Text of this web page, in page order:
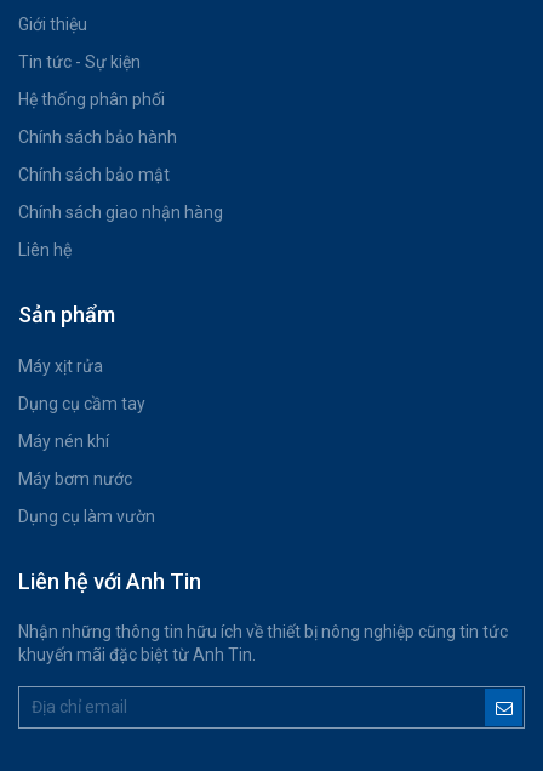
Giới thiệu
Tin tức - Sự kiện
Hệ thống phân phối
Chính sách bảo hành
Chính sách bảo mật
Chính sách giao nhận hàng
Liên hệ
Sản phẩm
Máy xịt rửa
Dụng cụ cầm tay
Máy nén khí
Máy bơm nước
Dụng cụ làm vườn
Liên hệ với Anh Tin
Nhận những thông tin hữu ích về thiết bị nông nghiệp cũng tin tức
khuyến mãi đặc biệt từ Anh Tin.